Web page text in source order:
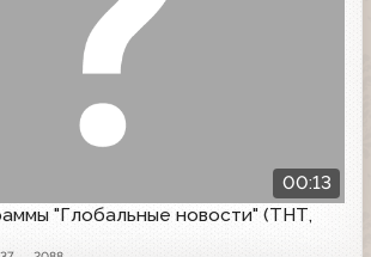
00:13
"Глобальные новости" (ТНТ,